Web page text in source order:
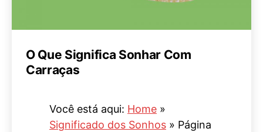
O Que Significa Sonhar Com
Carraças
Você está aqui: Home »
Significado dos Sonhos » Página